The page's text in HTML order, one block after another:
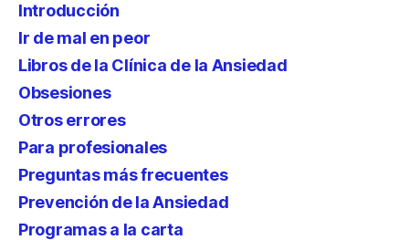
Introducción
Ir de mal en peor
Libros de la Clínica de la Ansiedad
Obsesiones
Otros errores
Para profesionales
Preguntas más frecuentes
Prevención de la Ansiedad
Programas a la carta